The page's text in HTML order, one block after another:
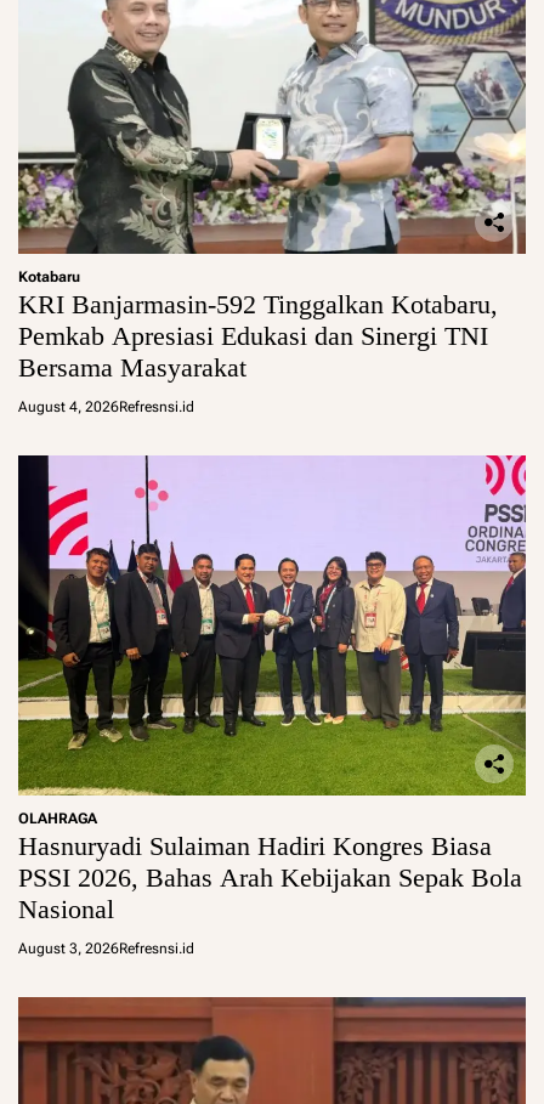
Kotabaru
KRI Banjarmasin-592 Tinggalkan Kotabaru,
Pemkab Apresiasi Edukasi dan Sinergi TNI
Bersama Masyarakat
August 4, 2026Refresnsi.id
OLAHRAGA
Hasnuryadi Sulaiman Hadiri Kongres Biasa
PSSI 2026, Bahas Arah Kebijakan Sepak Bola
Nasional
August 3, 2026Refresnsi.id